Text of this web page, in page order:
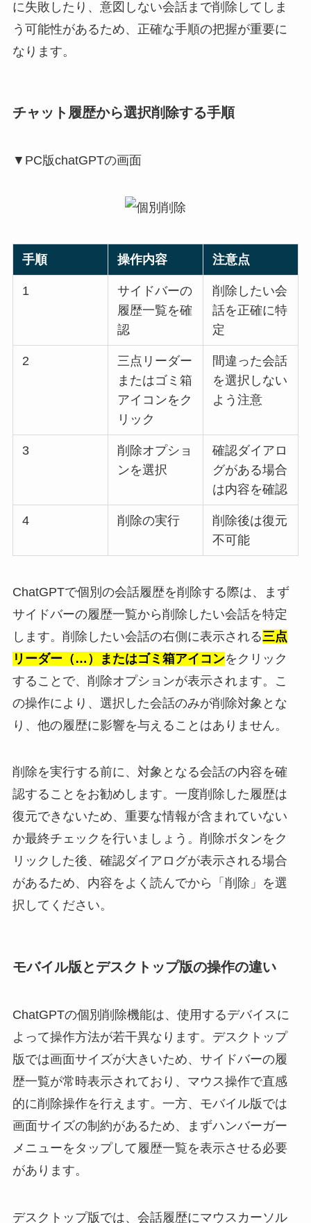
に失敗したり、意図しない会話まで削除してしま
う可能性があるため、正確な手順の把握が重要に
なります。
チャット履歴から選択削除する手順
▼PC版chatGPTの画面
手順 操作内容 注意点
1
サイドバーの
履歴一覧を確
認
削除したい会
話を正確に特
定
2
三点リーダー
またはゴミ箱
アイコンをク
リック
間違った会話
を選択しない
よう注意
3
削除オプショ
ンを選択
確認ダイアロ
グがある場合
は内容を確認
4 削除の実行
削除後は復元
不可能
ChatGPTで個別の会話履歴を削除する際は、まず
サイドバーの履歴一覧から削除したい会話を特定
します。削除したい会話の右側に表示される三点
リーダー（…）またはゴミ箱アイコンをクリック
することで、削除オプションが表示されます。こ
の操作により、選択した会話のみが削除対象とな
り、他の履歴に影響を与えることはありません。
削除を実行する前に、対象となる会話の内容を確
認することをお勧めします。一度削除した履歴は
復元できないため、重要な情報が含まれていない
か最終チェックを行いましょう。削除ボタンをク
リックした後、確認ダイアログが表示される場合
があるため、内容をよく読んでから「削除」を選
択してください。
モバイル版とデスクトップ版の操作の違い
ChatGPTの個別削除機能は、使用するデバイスに
よって操作方法が若干異なります。デスクトップ
版では画面サイズが大きいため、サイドバーの履
歴一覧が常時表示されており、マウス操作で直感
的に削除操作を行えます。一方、モバイル版では
画面サイズの制約があるため、まずハンバーガー
メニューをタップして履歴一覧を表示させる必要
があります。
デスクトップ版では、会話履歴にマウスカーソル